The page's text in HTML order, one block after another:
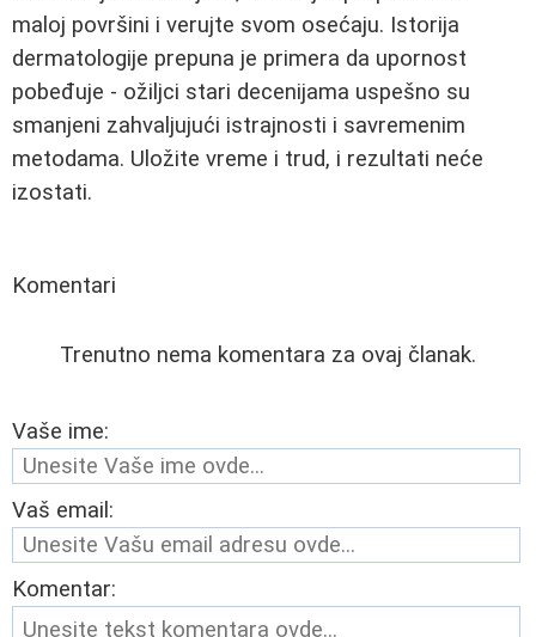
maloj površini i verujte svom osećaju. Istorija
dermatologije prepuna je primera da upornost
pobeđuje - ožiljci stari decenijama uspešno su
smanjeni zahvaljujući istrajnosti i savremenim
metodama. Uložite vreme i trud, i rezultati neće
izostati.
Komentari
Trenutno nema komentara za ovaj članak.
Vaše ime:
Vaš email:
Komentar: